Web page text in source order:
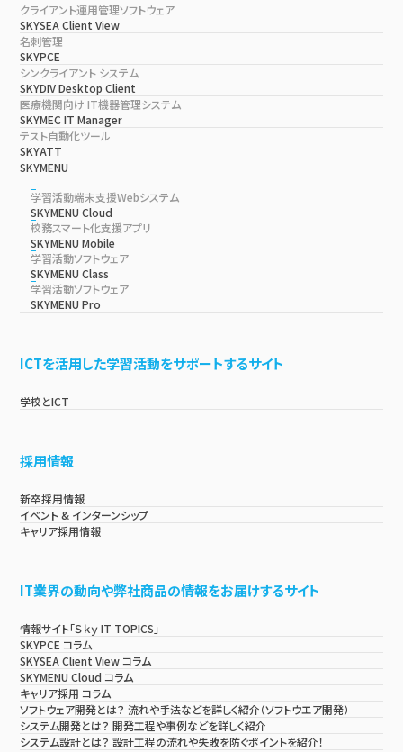
クライアント運用管理ソフトウェア
SKYSEA Client View
名刺管理
SKYPCE
シンクライアント システム
SKYDIV Desktop Client
医療機関向け IT機器管理システム
SKYMEC IT Manager
テスト自動化ツール
SKYATT
SKYMENU
学習活動端末支援Webシステム
SKYMENU Cloud
校務スマート化支援アプリ
SKYMENU Mobile
学習活動ソフトウェア
SKYMENU Class
学習活動ソフトウェア
SKYMENU Pro
ICTを活用した学習活動をサポートするサイト
学校とICT
採用情報
新卒採用情報
イベント & インターンシップ
キャリア採用情報
IT業界の動向や弊社商品の情報をお届けするサイト
情報サイト「Ｓｋｙ IT TOPICS」
SKYPCE コラム
SKYSEA Client View コラム
SKYMENU Cloud コラム
キャリア採用 コラム
ソフトウェア開発とは？ 流れや手法などを詳しく紹介（ソフトウエア開発）
システム開発とは？ 開発工程や事例などを詳しく紹介
システム設計とは？ 設計工程の流れや失敗を防ぐポイントを紹介！